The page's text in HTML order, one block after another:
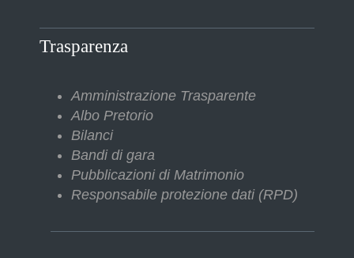
Trasparenza
Amministrazione Trasparente
Albo Pretorio
Bilanci
Bandi di gara
Pubblicazioni di Matrimonio
Responsabile protezione dati (RPD)